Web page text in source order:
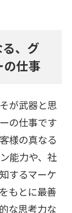
、グ
の仕事
が武器と思
の仕事です
様の真なる
能力や、社
するマーケ
もとに最善
な思考力な